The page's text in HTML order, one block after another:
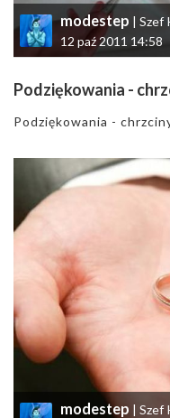
modestep | Szef
12 paź 2011 14:58
Podziękowania -
Podziękowania -
modestep | Szef